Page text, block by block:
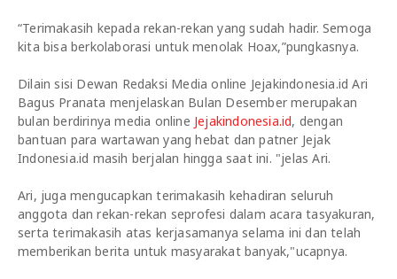
“Terimakasih kepada rekan-rekan yang sudah hadir. Semoga
kita bisa berkolaborasi untuk menolak Hoax,”pungkasnya.
Dilain sisi Dewan Redaksi Media online Jejakindonesia.id Ari
Bagus Pranata menjelaskan Bulan Desember merupakan
bulan berdirinya media online Jejakindonesia.id, dengan
bantuan para wartawan yang hebat dan patner Jejak
Indonesia.id masih berjalan hingga saat ini. "jelas Ari.
Ari, juga mengucapkan terimakasih kehadiran seluruh
anggota dan rekan-rekan seprofesi dalam acara tasyakuran,
serta terimakasih atas kerjasamanya selama ini dan telah
memberikan berita untuk masyarakat banyak,"ucapnya.